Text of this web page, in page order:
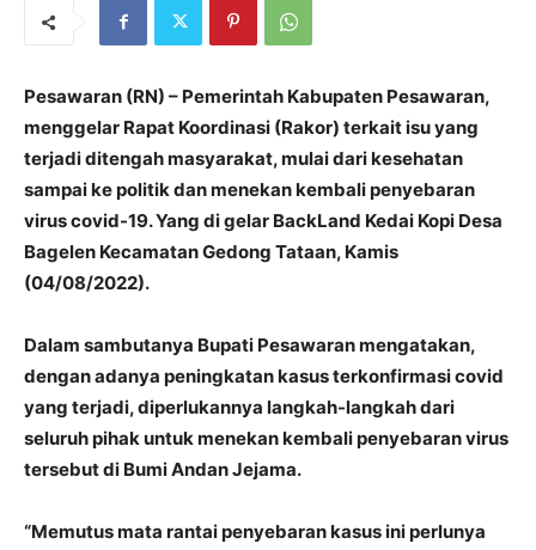
Pesawaran (RN) – Pemerintah Kabupaten Pesawaran,
menggelar Rapat Koordinasi (Rakor) terkait isu yang
terjadi ditengah masyarakat, mulai dari kesehatan
sampai ke politik dan menekan kembali penyebaran
virus covid-19. Yang di gelar BackLand Kedai Kopi Desa
Bagelen Kecamatan Gedong Tataan, Kamis
(04/08/2022).
Dalam sambutanya Bupati Pesawaran mengatakan,
dengan adanya peningkatan kasus terkonfirmasi covid
yang terjadi, diperlukannya langkah-langkah dari
seluruh pihak untuk menekan kembali penyebaran virus
tersebut di Bumi Andan Jejama.
“Memutus mata rantai penyebaran kasus ini perlunya